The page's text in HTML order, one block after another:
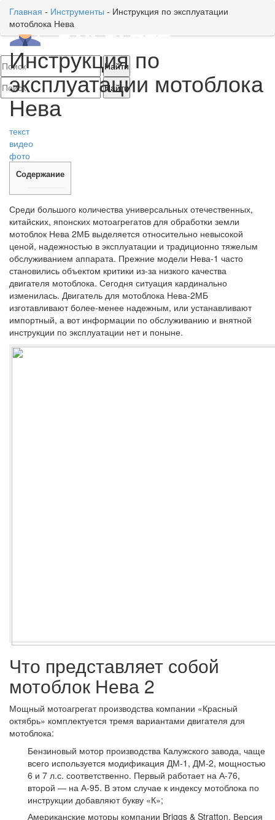
Главная - Инструменты - Инструкция по эксплуатации
мотоблока Нева
Инструкция по
эксплуатации мотоблока
Нева
текст
видео
фото
Содержание
Среди большого количества универсальных отечественных,
китайских, японских мотоагрегатов для обработки земли
мотоблок Нева 2МБ выделяется относительно невысокой
ценой, надежностью в эксплуатации и традиционно тяжелым
обслуживанием аппарата. Прежние модели Нева-1 часто
становились объектом критики из-за низкого качества
двигателя мотоблока. Сегодня ситуация кардинально
изменилась. Двигатель для мотоблока Нева-2МБ
изготавливают более-менее надежным, или устанавливают
импортный, а вот информации по обслуживанию и внятной
инструкции по эксплуатации нет и поныне.
Что представляет собой
мотоблок Нева 2
Мощный мотоагрегат производства компании «Красный
октябрь» комплектуется тремя вариантами двигателя для
мотоблока:
Бензиновый мотор производства Калужского завода, чаще
всего используется модификация ДМ-1, ДМ-2, мощностью
6 и 7 л.с. соответственно. Первый работает на А-76,
второй — на А-95. В этом случае к индексу мотоблока по
инструкции добавляют букву «К»;
Американские моторы компании Briggs & Stratton. Версия